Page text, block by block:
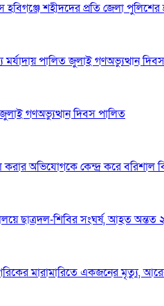
শহীদদের প্রতি জেলা পুলিশের
পালিত জুলাই গণঅভ্যুত্থান দিবস
গণঅভ্যুত্থান দিবস পালিত
করার অভিযোগকে কেন্দ্র করে বরিশাল
ছাত্রদল-শিবির সংঘর্ষ, আহত অন্তত
মারামারিতে একজনের মৃত্যু,